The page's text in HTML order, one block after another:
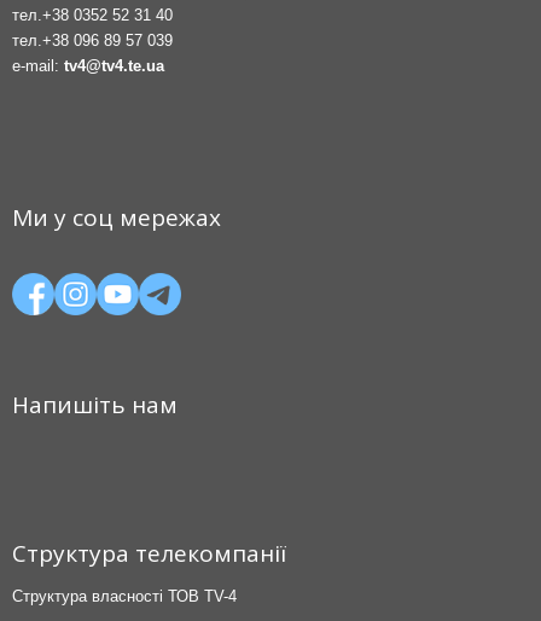
тел. +38 0352 52 31 40
тел. +38 096 89 57 039
e-mail: tv4@tv4.te.ua
Ми у соц мережах
Напишіть нам
Структура телекомпанії
Структура власності ТОВ TV-4